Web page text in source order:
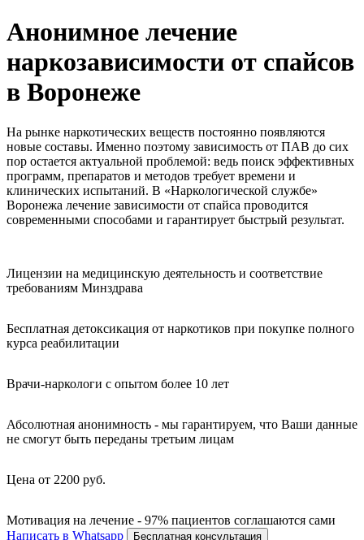
Анонимное лечение
наркозависимости от спайсов
в Воронеже
На рынке наркотических веществ постоянно появляются
новые составы. Именно поэтому зависимость от ПАВ до сих
пор остается актуальной проблемой: ведь поиск эффективных
программ, препаратов и методов требует времени и
клинических испытаний. В «Наркологической службе»
Воронежа лечение зависимости от спайса проводится
современными способами и гарантирует быстрый результат.
Лицензии на медицинскую деятельность и соответствие
требованиям Минздрава
Бесплатная детоксикация от наркотиков при покупке полного
курса реабилитации
Врачи-наркологи с опытом более 10 лет
Абсолютная анонимность - мы гарантируем, что Ваши данные
не смогут быть переданы третьим лицам
Цена от 2200 руб.
Мотивация на лечение - 97% пациентов соглашаются сами
Написать в Whatsapp
Бесплатная консультация